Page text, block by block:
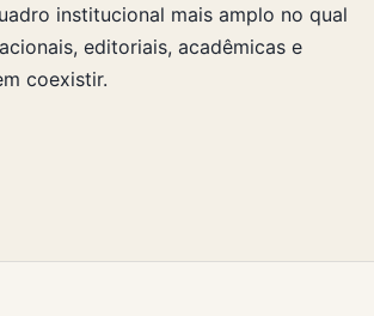
institucional mais amplo no qual
editoriais, acadêmicas e
coexistir.